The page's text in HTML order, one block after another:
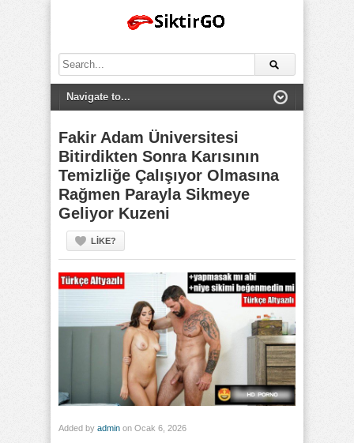
Search
for:
Fakir Adam Üniversitesi
Bitirdikten Sonra Karısının
Temizliğe Çalışıyor Olmasına
Rağmen Parayla Sikmeye
Geliyor Kuzeni
LIKE?
Added by admin on Ocak 6, 2026